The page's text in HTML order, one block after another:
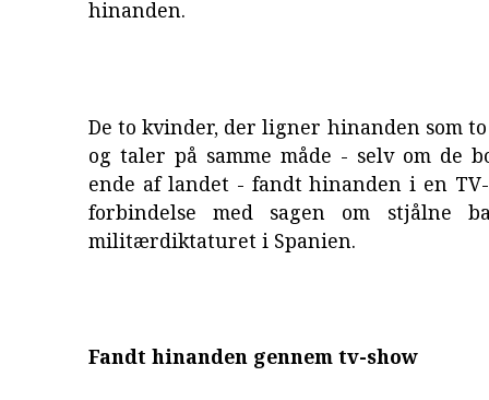
hinanden.
De to kvinder, der ligner hinanden som
og taler på samme måde - selv om de
ende af landet - fandt hinanden i en
forbindelse med sagen om stjålne
militærdiktaturet i Spanien.
Fandt hinanden gennem tv-show